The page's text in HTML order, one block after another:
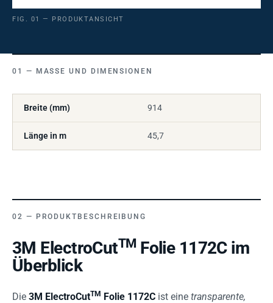
FIG. 01 — PRODUKTANSICHT
MASSE UND DIMENSIONEN
Breite (mm) 914
Länge in m 45,7
PRODUKTBESCHREIBUNG
3M ElectroCutTM Folie 1172C im
Überblick
Die 3M ElectroCutTM Folie 1172C ist eine transparente,